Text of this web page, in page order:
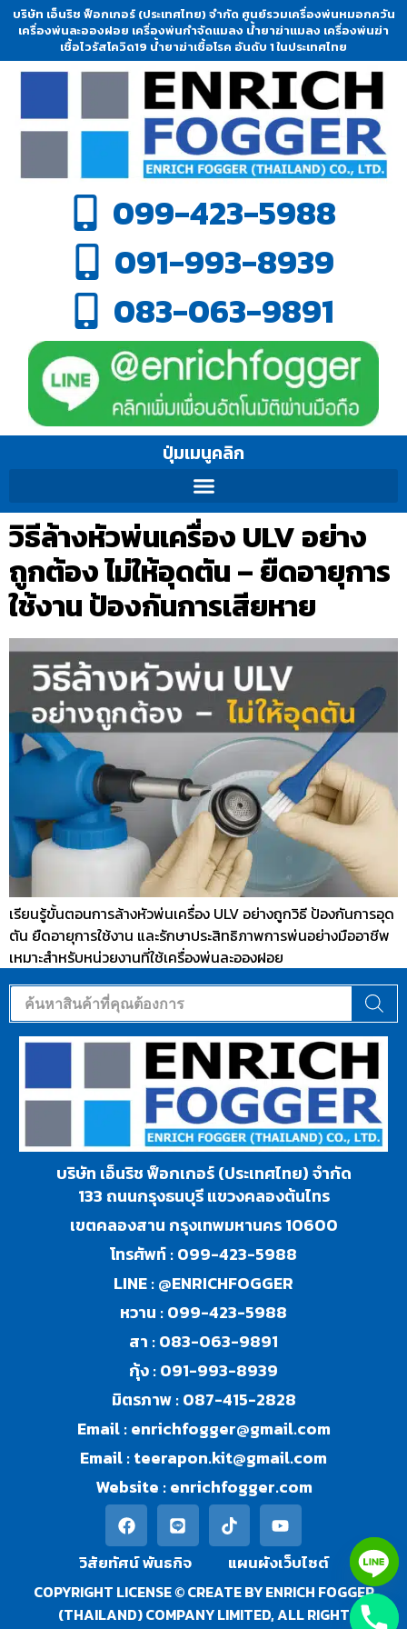
บริษัท เอ็นริช ฟ็อกเกอร์ (ประเทศไทย) จำกัด ศูนย์รวมเครื่องพ่นหมอกควัน
เครื่องพ่นละอองฝอย เครื่องพ่นกำจัดแมลง น้ำยาฆ่าแมลง เครื่องพ่นฆ่า
เชื้อไวรัสโควิด19 น้ำยาฆ่าเชื้อโรค อันดับ 1 ในประเทศไทย
099-423-5988
091-993-8939
083-063-9891
ปุ่มเมนูคลิก
วิธีล้างหัวพ่นเครื่อง ULV อย่าง
ถูกต้อง ไม่ให้อุดตัน – ยืดอายุการ
ใช้งาน ป้องกันการเสียหาย
เรียนรู้ขั้นตอนการล้างหัวพ่นเครื่อง ULV อย่างถูกวิธี ป้องกันการอุด
ตัน ยืดอายุการใช้งาน และรักษาประสิทธิภาพการพ่นอย่างมืออาชีพ
เหมาะสำหรับหน่วยงานที่ใช้เครื่องพ่นละอองฝอย
บริษัท เอ็นริช ฟ็อกเกอร์ (ประเทศไทย) จำกัด
133 ถนนกรุงธนบุรี แขวงคลองต้นไทร
เขตคลองสาน กรุงเทพมหานคร 10600
โทรศัพท์ :099-423-5988
LINE :@ENRICHFOGGER
หวาน :099-423-5988
สา :083-063-9891
กุ้ง :091-993-8939
มิตรภาพ :087-415-2828
Email :enrichfogger@gmail.com
Email :teerapon.kit@gmail.com
Website :enrichfogger.com
วิสัยทัศน์ พันธกิจ​ แผนผังเว็บไซต์
COPYRIGHT LICENSE © CREATE BY ENRICH FOGGER
(THAILAND) COMPANY LIMITED, ALL RIGHT